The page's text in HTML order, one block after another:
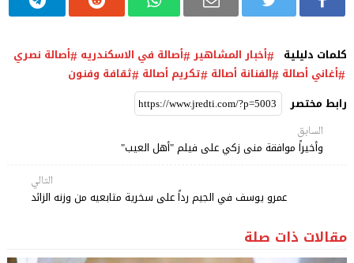
كلمات دليلية أخبار المشاهير أصالة في الاسكندريه أصالة نصري
أغاني أصالة الفنانة أصالة تكريم أصالة ثقافة وفنون
رابط مختصر
السابق
وأخيراً موافقة منى زكي على فيلم "أهل العيب"
التالي
عمرو يوسف في الجيم رداً على سخرية متابعيه من وزنه الزائد
مقالات ذات صلة